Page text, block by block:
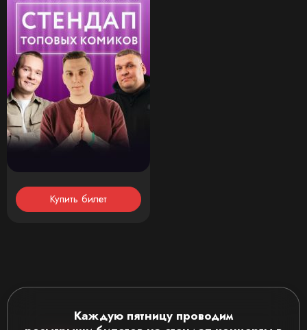
Купить билет
Каждую пятницу проводим